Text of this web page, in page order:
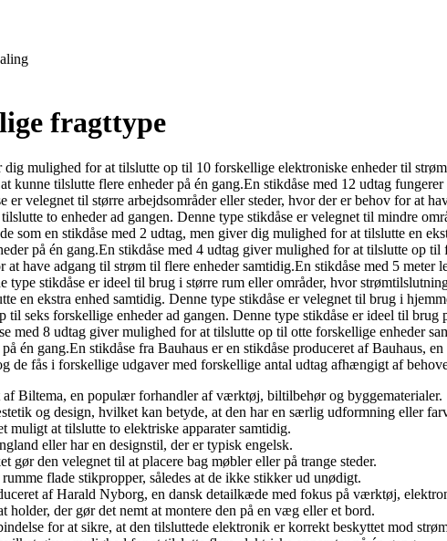
fragttype
mulighed for at tilslutte op til 10 forskellige elektroniske enheder til
kunne tilslutte flere enheder på én gang.En stikdåse med 12 udtag
velegnet til større arbejdsområder eller steder, hvor der er behov for at
to enheder ad gangen. Denne type stikdåse er velegnet til mindre
som en stikdåse med 2 udtag, men giver dig mulighed for at tilslutte en
på én gang.En stikdåse med 4 udtag giver mulighed for at tilslutte op
at have adgang til strøm til flere enheder samtidig.En stikdåse med 5
type stikdåse er ideel til brug i større rum eller områder, hvor
en ekstra enhed samtidig. Denne type stikdåse er velegnet til brug i
seks forskellige enheder ad gangen. Denne type stikdåse er ideel til
med 8 udtag giver mulighed for at tilslutte op til otte forskellige enheder
én gang.En stikdåse fra Bauhaus er en stikdåse produceret af Bauhaus,
de fås i forskellige udgaver med forskellige antal udtag afhængigt af
af Biltema, en populær forhandler af værktøj, biltilbehør og byggematerialer.
og design, hvilket kan betyde, at den har en særlig udformning eller
muligt at tilslutte to elektriske apparater samtidig.
eller har en designstil, der er typisk engelsk.
den velegnet til at placere bag møbler eller på trange steder.
flade stikpropper, således at de ikke stikker ud unødigt.
af Harald Nyborg, en dansk detailkæde med fokus på værktøj,
holder, der gør det nemt at montere den på en væg eller et bord.
for at sikre, at den tilsluttede elektronik er korrekt beskyttet mod